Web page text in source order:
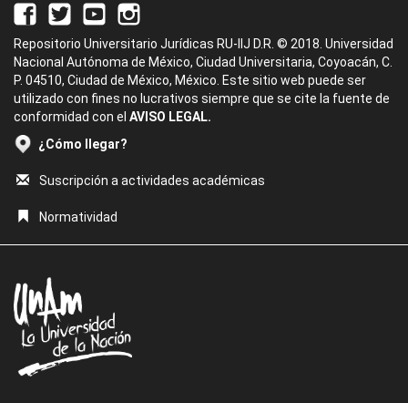
Repositorio Universitario Jurídicas RU-IIJ D.R. © 2018. Universidad
Nacional Autónoma de México, Ciudad Universitaria, Coyoacán, C.
P. 04510, Ciudad de México, México. Este sitio web puede ser
utilizado con fines no lucrativos siempre que se cite la fuente de
conformidad con el AVISO LEGAL.
¿Cómo llegar?
Suscripción a actividades académicas
Normatividad